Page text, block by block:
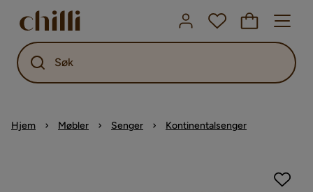
Søk
Hjem Møbler Senger Kontinentalsenger